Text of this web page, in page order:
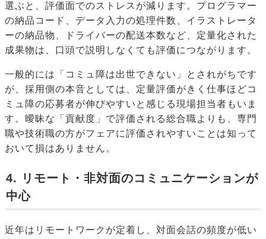
選ぶと、評価面でのストレスが減ります。プログラマー
の納品コード、データ入力の処理件数、イラストレータ
ーの納品物、ドライバーの配送本数など、定量化された
成果物は、口頭で説明しなくても評価につながります。
一般的には「コミュ障は出世できない」とされがちです
が、採用側の本音としては、定量評価がきく仕事ほどコ
ミュ障の応募者が伸びやすいと感じる現場担当者もいま
す。曖昧な「貢献度」で評価される総合職よりも、専門
職や技術職の方がフェアに評価されやすいことは知って
おいて損はありません。
4. リモート・非対面のコミュニケーションが
中心
近年はリモートワークが定着し、対面会話の頻度が低い